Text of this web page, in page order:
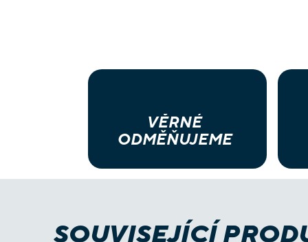
VĚRNÉ
ODMĚŇUJEME
SOUVISEJÍCÍ